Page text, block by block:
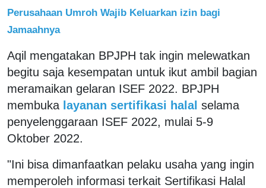
Perusahaan Umroh Wajib Keluarkan izin bagi
Jamaahnya
Aqil mengatakan BPJPH tak ingin melewatkan
begitu saja kesempatan untuk ikut ambil bagian
meramaikan gelaran ISEF 2022. BPJPH
membuka layanan sertifikasi halal selama
penyelenggaraan ISEF 2022, mulai 5-9
Oktober 2022.
"Ini bisa dimanfaatkan pelaku usaha yang ingin
memperoleh informasi terkait Sertifikasi Halal